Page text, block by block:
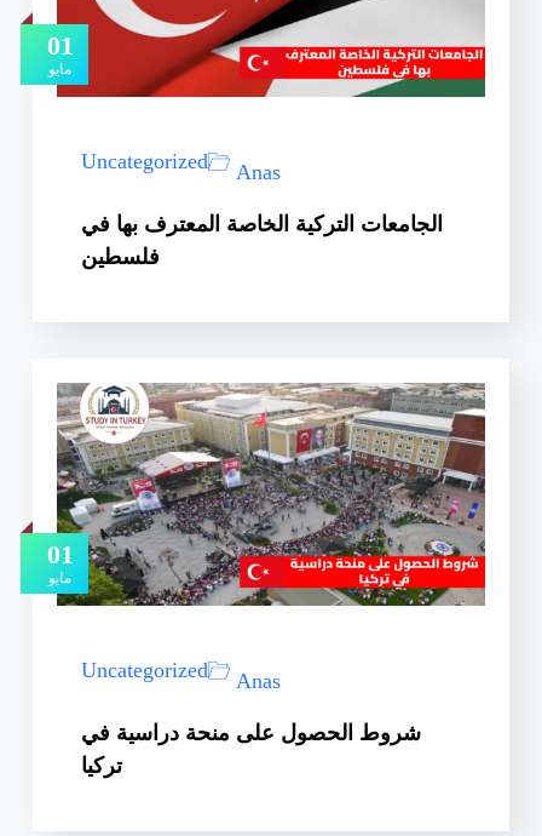
01
مايو
Anas
Uncategorized
الجامعات التركية الخاصة المعترف بها في
فلسطين
01
مايو
Anas
Uncategorized
شروط الحصول على منحة دراسية في
تركيا